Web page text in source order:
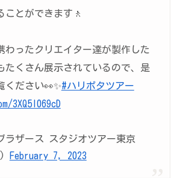
ことができます🚶
わったクリエイター達が製作した
たくさん展示されているので、是
ください👀✨#ハリポタツアー
3XQ5I069cD
ザース スタジオツアー東京​
February 7, 2023